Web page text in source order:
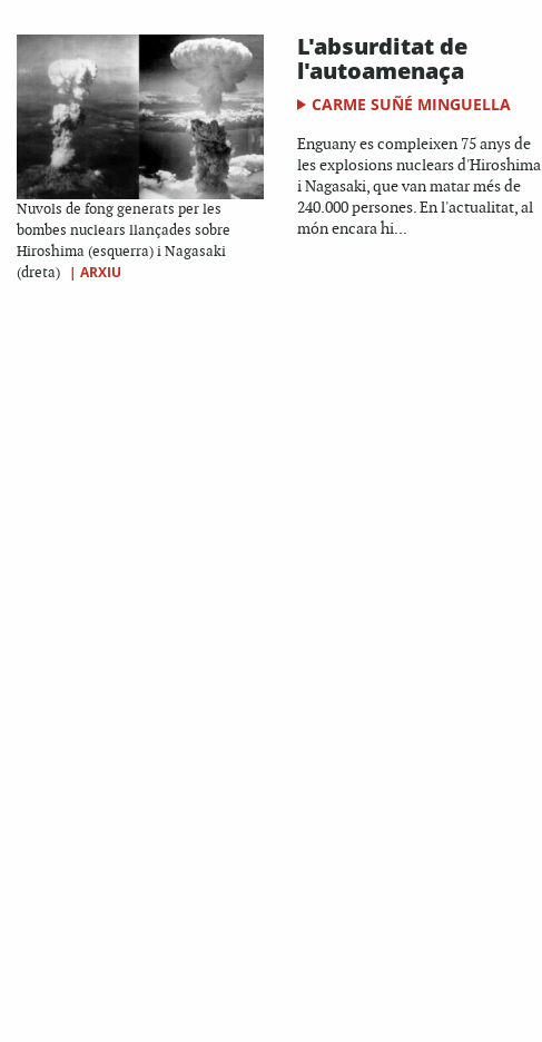
Nuvols de fong generats per les
bombes nuclears llançades sobre
Hiroshima (esquerra) i Nagasaki
(dreta)
| ARXIU
L'absurditat de
l'autoamenaça
CARME SUÑÉ MINGUELLA
Enguany es compleixen 75 anys de
les explosions nuclears d'Hiroshima
i Nagasaki, que van matar més de
240.000 persones. En l'actualitat, al
món encara hi...